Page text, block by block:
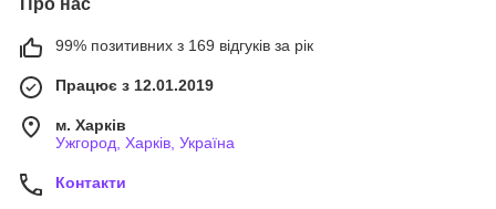
Про нас
99% позитивних з 169 відгуків за рік
Працює з 12.01.2019
м. Харків
Ужгород, Харків, Україна
Контакти